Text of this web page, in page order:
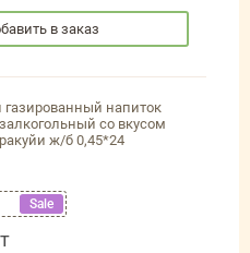
в заказ
газированный напиток
со вкусом
ж/б 0,45*24
Sale